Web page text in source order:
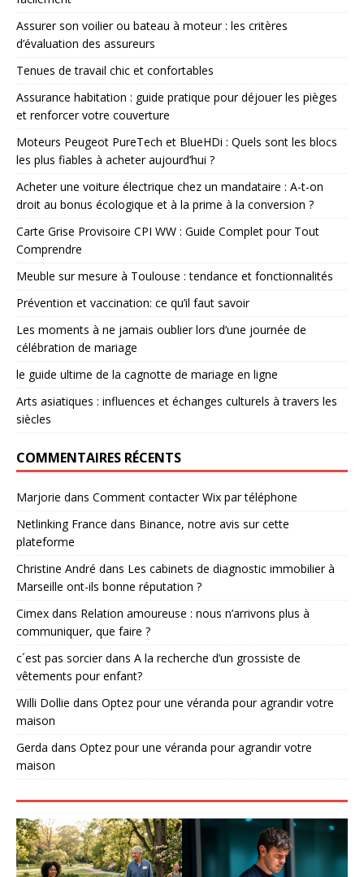
Assurer son voilier ou bateau à moteur : les critères
d’évaluation des assureurs
Tenues de travail chic et confortables
Assurance habitation : guide pratique pour déjouer les pièges
et renforcer votre couverture
Moteurs Peugeot PureTech et BlueHDi : Quels sont les blocs
les plus fiables à acheter aujourd’hui ?
Acheter une voiture électrique chez un mandataire : A-t-on
droit au bonus écologique et à la prime à la conversion ?
Carte Grise Provisoire CPI WW : Guide Complet pour Tout
Comprendre
Meuble sur mesure à Toulouse : tendance et fonctionnalités
Prévention et vaccination: ce qu’il faut savoir
Les moments à ne jamais oublier lors d’une journée de
célébration de mariage
le guide ultime de la cagnotte de mariage en ligne
Arts asiatiques : influences et échanges culturels à travers les
siècles
COMMENTAIRES RÉCENTS
Marjorie dans Comment contacter Wix par téléphone
Netlinking France dans Binance, notre avis sur cette
plateforme
Christine André dans Les cabinets de diagnostic immobilier à
Marseille ont-ils bonne réputation ?
Cimex dans Relation amoureuse : nous n’arrivons plus à
communiquer, que faire ?
c´est pas sorcierdans A la recherche d’un grossiste de
vêtements pour enfant?
Willi Dollie dans Optez pour une véranda pour agrandir votre
maison
Gerda dans Optez pour une véranda pour agrandir votre
maison